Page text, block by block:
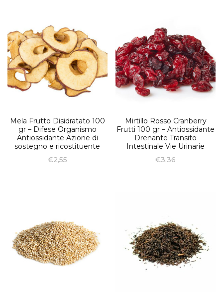
Mela Frutto Disidratato 100
gr – Difese Organismo
Antiossidante Azione di
sostegno e ricostituente
€2,55
Mirtillo Rosso Cranberry
Frutti 100 gr – Antiossidante
Drenante Transito
Intestinale Vie Urinarie
€3,36